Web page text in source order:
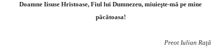
Doamne Iisuse Hristoase, Fiul lui Dumnezeu, miuieşte-mă pe mine
păcătoasa!
Preot Iulian Raţă